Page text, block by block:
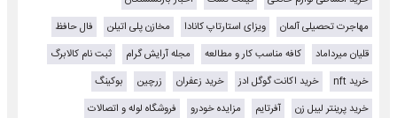
مهاجرت تحصیلی آلمان
ویزای استارتاپ کانادا مخازن پلی اتیلن
فال حافظ
قلیان میرداماد
کافه مناسب کار و مطالعه مجله آرایش گرام
ثبت نام کالابرگ
خرید nft
خرید اکانت گوگل ادز خرید زعفران زرچین
بوکینگ
خرید پرینتر لیبل زن
آفرتایم مزایده خودرو
فروشگاه لوله و اتصالات